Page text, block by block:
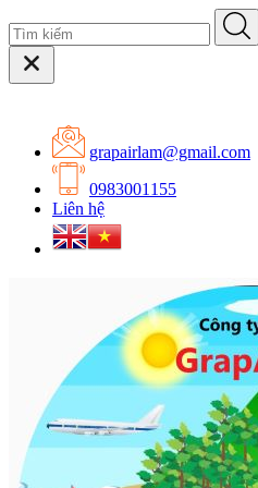
grapairlam@gmail.com
0983001155
Liên hệ